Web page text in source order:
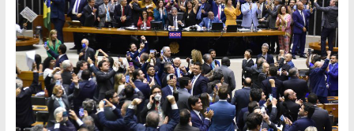
com
Responsabilidade